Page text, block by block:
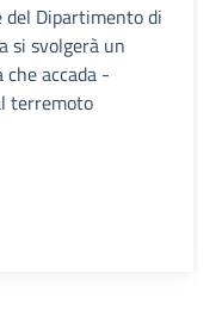
del Dipartimento di
si svolgerà un
accada -
terremoto